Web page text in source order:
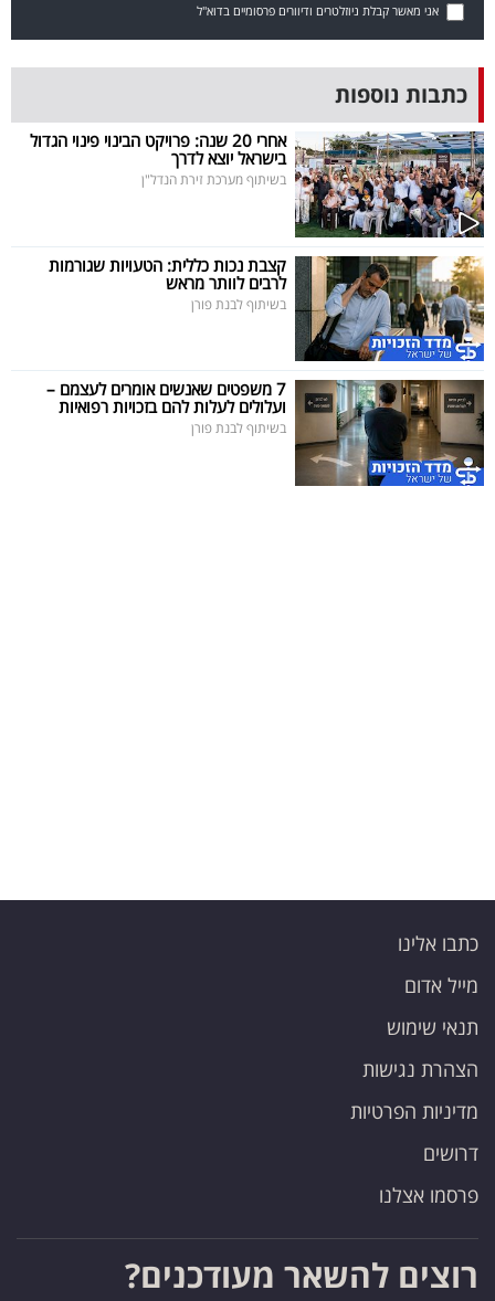
אני מאשר קבלת ניוזלטרים ודיוורים פרסומיים בדוא"ל
כתבות נוספות
אחרי 20 שנה: פרויקט הבינוי פינוי הגדול
בישראל יוצא לדרך
בשיתוף מערכת זירת הנדל"ן
קצבת נכות כללית: הטעויות שגורמות
לרבים לוותר מראש
בשיתוף לבנת פורן
7 משפטים שאנשים אומרים לעצמם –
ועלולים לעלות להם בזכויות רפואיות
בשיתוף לבנת פורן
כתבו אלינו
מייל אדום
תנאי שימוש
הצהרת נגישות
מדיניות הפרטיות
דרושים
פרסמו אצלנו
רוצים להשאר מעודכנים?